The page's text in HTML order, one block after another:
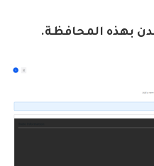
بهذه المحافظة.